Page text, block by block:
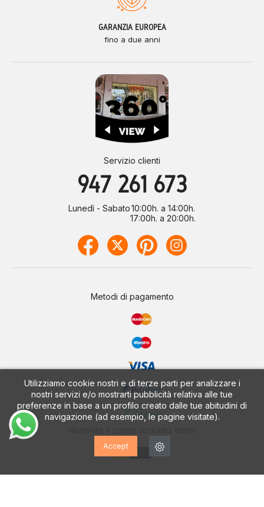
Utilizziamo cookie nostri e di terze parti per analizzare i
nostri servizi e/o mostrarti pubblicità relativa alle tue
preferenze in base a un profilo creato dalle tue abitudini di
navigazione (ad esempio, le pagine visitate).
Accept
GARANZIA EUROPEA
fino a due anni
Servizio clienti
947 261 673
Lunedì - Sabato10:00h. a 14:00h.
17:00h. a 20:00h.
Metodi di pagamento